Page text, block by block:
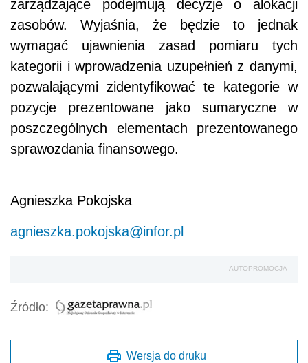
zarządzające podejmują decyzje o alokacji
zasobów. Wyjaśnia, że będzie to jednak
wymagać ujawnienia zasad pomiaru tych
kategorii i wprowadzenia uzupełnień z danymi,
pozwalającymi zidentyfikować te kategorie w
pozycje prezentowane jako sumaryczne w
poszczególnych elementach prezentowanego
sprawozdania finansowego.
Agnieszka Pokojska
agnieszka.pokojska@infor.pl
AUTOPROMOCJA
Źródło:
Wersja do druku